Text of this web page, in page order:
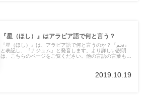
『星（ほし）』はアラビア語で何と言う？
『星（ほし）』は、アラビア語で何と言うのか？『نجم』
と表記し、『ナジュム』と発音します。より詳しい説明
は、こちらのページをご覧ください。他の言語の言葉も紹
2019.10.19